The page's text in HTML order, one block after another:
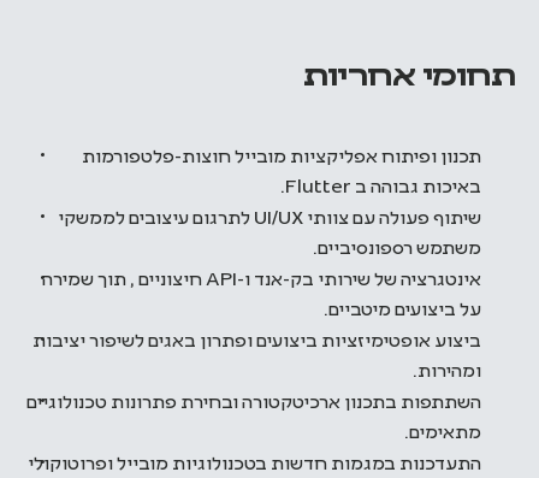
תחומי אחריות
תכנון ופיתוח אפליקציות מובייל חוצות-פלטפורמות
באיכות גבוהה ב Flutter.
שיתוף פעולה עם צוותי UI/UX לתרגום עיצובים לממשקי
משתמש רספונסיביים.
אינטגרציה של שירותי בק-אנד ו-API חיצוניים , תוך שמירה
על ביצועים מיטביים.
ביצוע אופטימיזציות ביצועים ופתרון באגים לשיפור יציבות
ומהירות.
השתתפות בתכנון ארכיטקטורה ובחירת פתרונות טכנולוגיים
מתאימים.
התעדכנות במגמות חדשות בטכנולוגיות מובייל ופרוטוקולי